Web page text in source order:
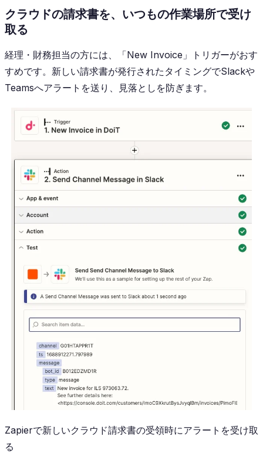
クラウドの請求書を、いつもの作業場所で受け
取る
経理・財務担当の方には、「New Invoice」トリガーがおす
すめです。新しい請求書が発行されたタイミングでSlackや
Teamsへアラートを送り、見落としを防ぎます。
Zapierで新しいクラウド請求書の受領時にアラートを受け取
る